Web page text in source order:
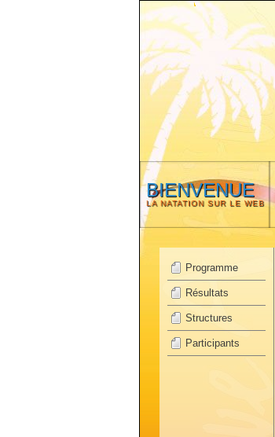
BIENVENUE
LA NATATION SUR LE WEB
Programme
Résultats
Structures
Participants